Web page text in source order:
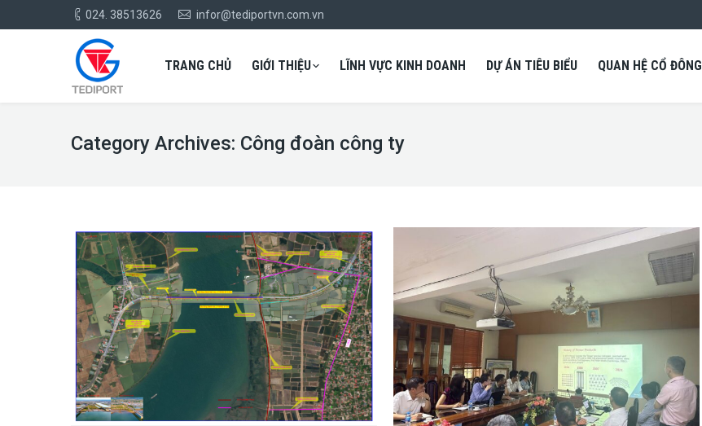
024. 38513626 infor@tediportvn.com.vn
TRANG CHỦ GIỚI THIỆU LĨNH VỰC KINH DOANH DỰ ÁN TIÊU BIỂU QUAN HỆ CỔ ĐÔNG
Category Archives: Công đoàn công ty